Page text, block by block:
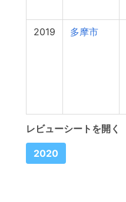
2019 多摩市
レビューシートを開く
2020